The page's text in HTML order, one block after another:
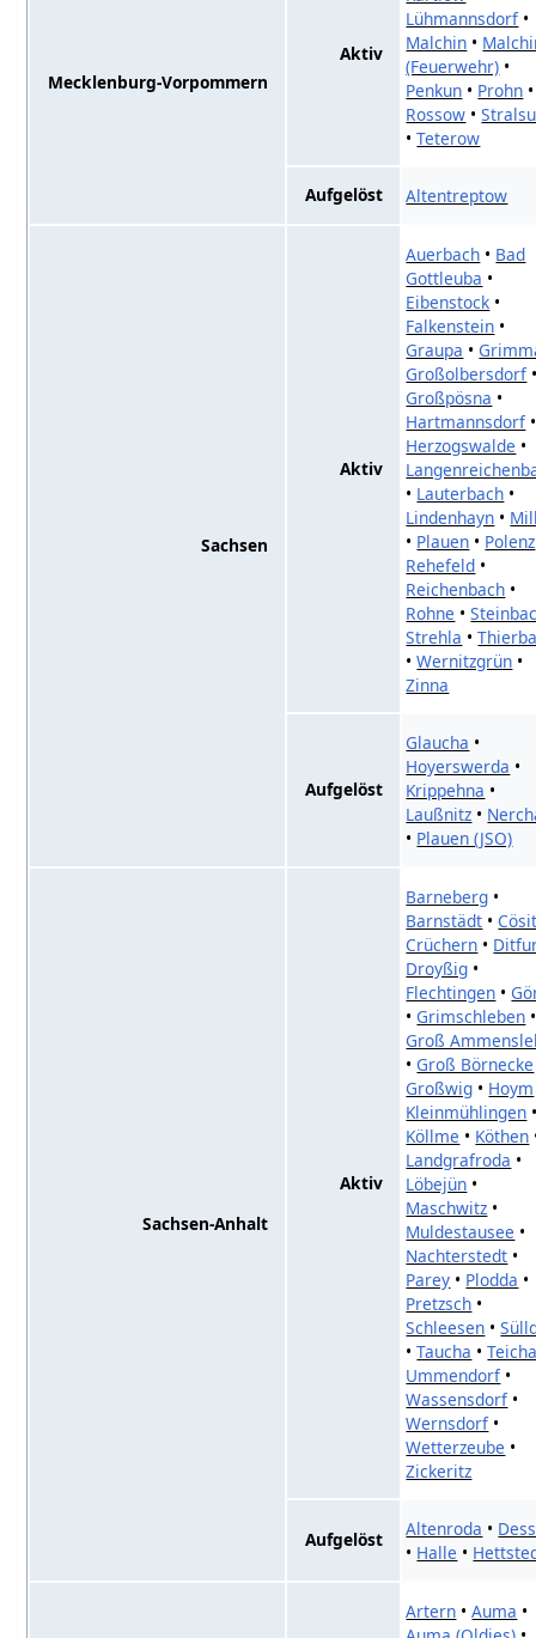
Mecklenburg-Vorpommern
Aktiv
Lühmannsdorf•
Malchin •
(Feuerwehr) •
Penkun • Prohn •
Rossow •
•Teterow
Aufgelöst Altentreptow
Sachsen
Aktiv
Auerbach • Bad
Gottleuba •
Eibenstock •
Falkenstein •
Graupa •
Großolbersdorf
Großpösna •
Hartmannsdorf•
Herzogswalde •
• Lauterbach •
Lindenhayn •
• Plauen • Polenz
Rehefeld •
Reichenbach •
Rohne •
Strehla •
•Wernitzgrün •
Zinna
Aufgelöst
Glaucha •
Hoyerswerda •
Krippehna •
Laußnitz •
• Plauen (JSO)
Sachsen-Anhalt
Aktiv
Barneberg •
Barnstädt •
Crüchern •
Droyßig •
Flechtingen •
•Grimschleben •
Groß
•Groß Börnecke
Großwig • Hoym
Kleinmühlingen
Köllme • Köthen
Landgrafroda •
Löbejün •
Maschwitz •
Muldestausee •
Nachterstedt •
Parey • Plodda •
Pretzsch •
Schleesen •
•Taucha •
Ummendorf•
Wassensdorf•
Wernsdorf•
Wetterzeube •
Zickeritz
Aufgelöst Altenroda •
• Halle •
Artern •Auma •